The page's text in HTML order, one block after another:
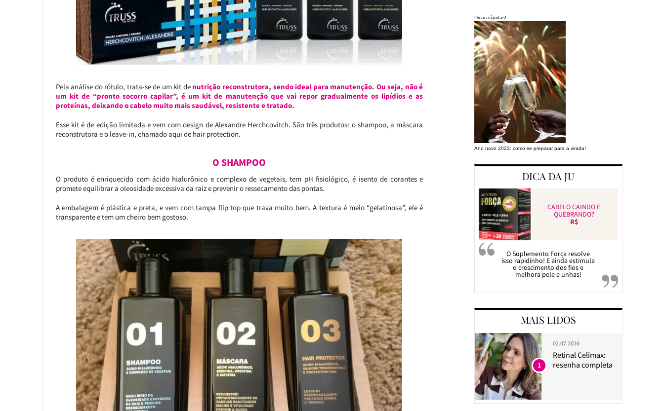
Pela análise do rótulo, trata-se de um kit denutrição reconstrutora, sendo ideal para manutenção. Ou seja, não é
um kit de “pronto socorro capilar”, é um kit de manutenção que vai repor gradualmente os lipídios e as
proteínas, deixando o cabelo muito mais saudável, resistente e tratado.
Esse kit é de edição limitada e vem com design de Alexandre Herchcovitch. São três produtos: o shampoo, a máscara
reconstrutora e o leave-in, chamado aqui de hair protection.
O SHAMPOO
O produto é enriquecido com ácido hialurônico e complexo de vegetais, tem pH fisiológico, é isento de corantes e
promete equilibrar a oleosidade excessiva da raiz e prevenir o ressecamento das pontas.
A embalagem é plástica e preta, e vem com tampa flip top que trava muito bem. A textura é meio “gelatinosa”, ele é
transparente e tem um cheiro bem gostoso.
Dicas rápidas!
Ano novo 2023: como se preparar para a virada!
DICA DA JU
CABELO CAINDO E
QUEBRANDO?
R$
O Suplemento Força resolve
isso rapidinho! E ainda estimula
o crescimento dos fios e
melhora pele e unhas!
MAIS LIDOS
02.07.2026
Retinal Celimax:
resenha completa
1